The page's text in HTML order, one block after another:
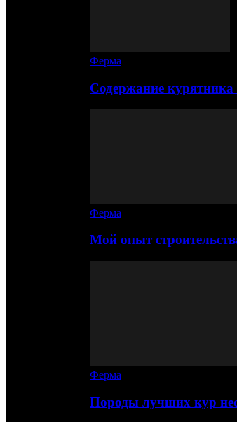
Ферма
Содержание
Ферма
Мой опыт
Ферма
Породы лучших кур